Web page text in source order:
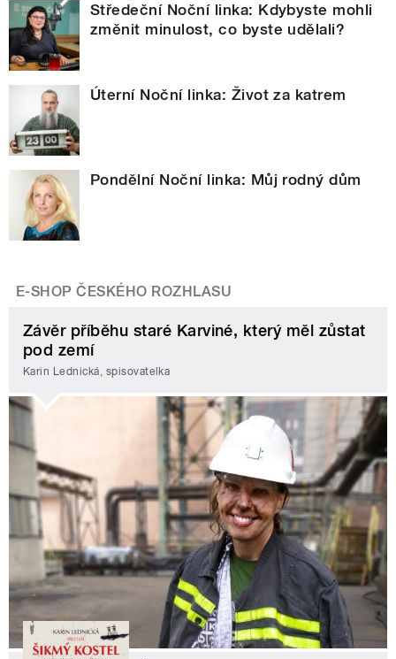
Středeční Noční linka: Kdybyste mohli
změnit minulost, co byste udělali?
Úterní Noční linka: Život za katrem
Pondělní Noční linka: Můj rodný dům
E-SHOP ČESKÉHO ROZHLASU
Závěr příběhu staré Karviné, který měl zůstat
pod zemí
Karin Lednická, spisovatelka